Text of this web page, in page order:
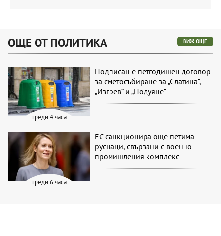
ОЩЕ ОТ ПОЛИТИКА ВИЖ ОЩЕ
преди 4 часа
Подписан е петгодишен договор
за сметосъбиране за „Слатина“,
„Изгрев“ и „Подуяне“
преди 6 часа
ЕС санкционира още петима
руснаци, свързани с военно-
промишления комплекс